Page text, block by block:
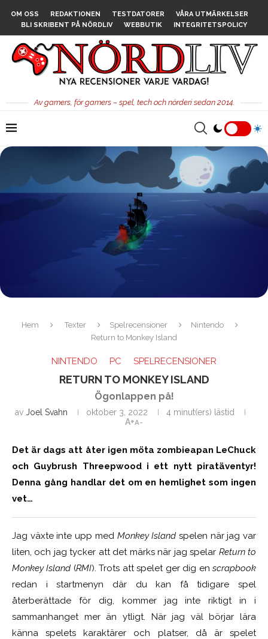
OM OSS REDAKTIONEN TESTDATORER
VÅRA UTMÄRKELSER
BLI SKRIBENT PÅ NÖRDLIV
WEBBUTIK INTEGRITETSPOLICY
Av gamers, för gamers – spel, tech och nörderi sedan 2014.
Hem Texter Spelrecensioner
Nintendo
Return to Monkey Island
NINTENDO PC SPELRECENSIONER
RETURN TO MONKEY ISLAND
Ögonlappen på!
av Joel Svahn oktober 3, 2022
4 minut(ers) lästid
A+A-
Det är dags att åter igen möta zombieapan LeChuck
och Guybrush Threepwood i ett nytt piratäventyr!
Denna gång handlar det om en hemlighet som ingen
vet…
Jag växte inte upp med Monkey Island spelen när jag var
liten, och jag tycker att det märks när jag spelar Return to
Monkey Island (RMI). Trots att spelet ger dig enscrapbook
redan i startmenyn där du kan få tidigare spel
återberättade för dig, kommer jag inte riktigt in i
sammanhanget mer än ytligt. När jag väl börjar lära
känna spelets karaktärer och platser, då är spelet